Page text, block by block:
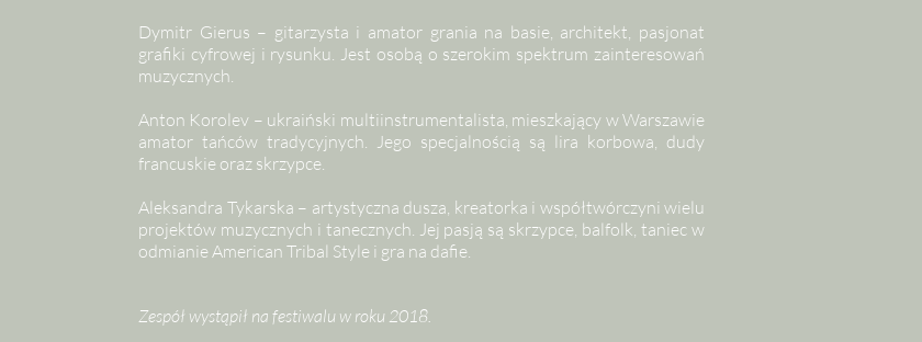
Dymitr Gierus – gitarzysta i amator grania na basie, architekt, pasjonat
grafiki cyfrowej i rysunku. Jest osobą o szerokim spektrum zainteresowań
muzycznych.
Anton Korolev – ukraiński multiinstrumentalista, mieszkający w Warszawie
amator tańców tradycyjnych. Jego specjalnością są lira korbowa, dudy
francuskie oraz skrzypce.
Aleksandra Tykarska – artystyczna dusza, kreatorka i współtwórczyni wielu
projektów muzycznych i tanecznych. Jej pasją są skrzypce, balfolk, taniec w
odmianie American Tribal Style i gra na dafie.
Zespół wystąpił na festiwalu w roku 2018.